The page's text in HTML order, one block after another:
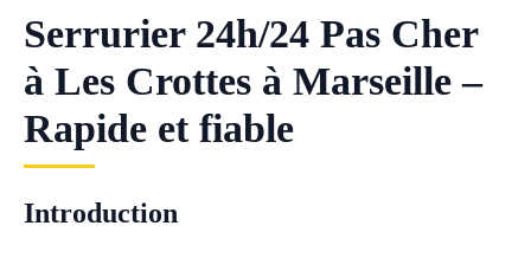
Serrurier 24h/24 Pas Cher
à Les Crottes à Marseille –
Rapide et fiable
Introduction